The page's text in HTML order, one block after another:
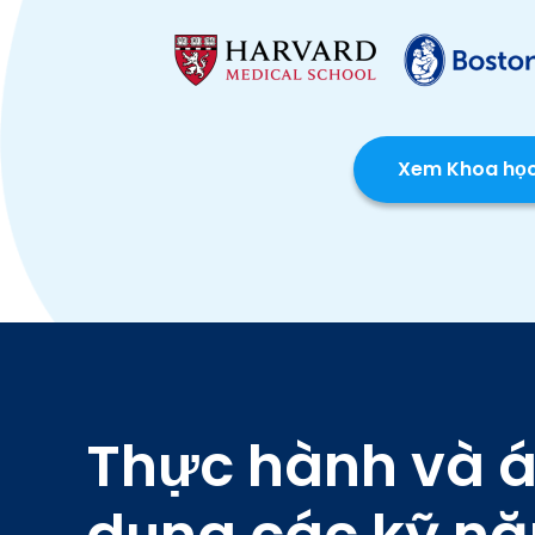
Xem Khoa
Thực hành và